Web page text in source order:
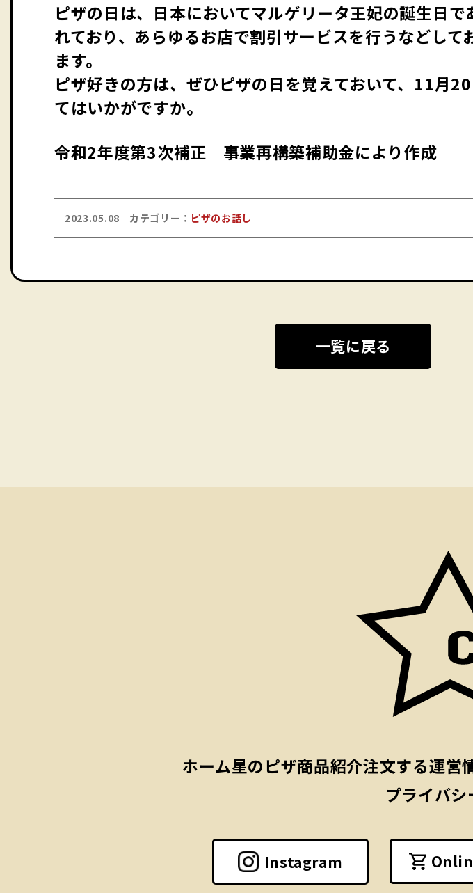
ピザの日は、日本においてマルゲリータ王妃の誕生日
れており、あらゆるお店で割引サービスを行うなどして
ます。
ピザ好きの方は、ぜひピザの日を覚えておいて、11月
てはいかがですか。
令和2年度第3次補正 事業再構築補助金により作成
2023.05.08 カテゴリー： ピザのお話し
一覧に戻る
ホーム星のピザ商品紹介注文する運営
プライバ
Instagram